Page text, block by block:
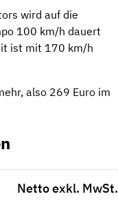
wird auf die
100 km/h dauert
ist mit 170 km/h
also 269 Euro im
Netto exkl. MwSt.